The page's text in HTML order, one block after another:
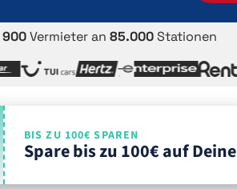
900Vermieter an 85.000Stationen
BIS ZU 100€ SPAREN
Spare bis zu 100€ auf